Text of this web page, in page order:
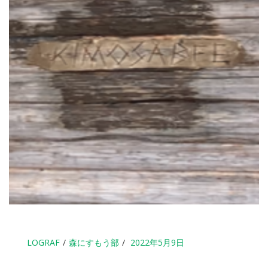
LOGRAF 森にすもう部 2022年5月9日